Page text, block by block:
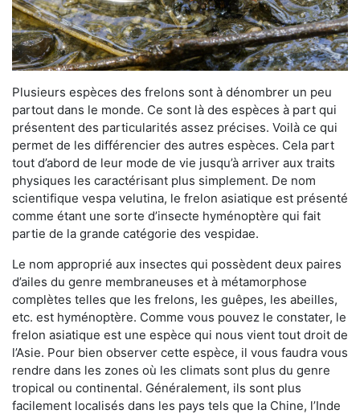
Plusieurs espèces des frelons sont à dénombrer un peu
partout dans le monde. Ce sont là des espèces à part qui
présentent des particularités assez précises. Voilà ce qui
permet de les différencier des autres espèces. Cela part
tout d’abord de leur mode de vie jusqu’à arriver aux traits
physiques les caractérisant plus simplement. De nom
scientifique vespa velutina, le frelon asiatique est présenté
comme étant une sorte d’insecte hyménoptère qui fait
partie de la grande catégorie des vespidae.
Le nom approprié aux insectes qui possèdent deux paires
d’ailes du genre membraneuses et à métamorphose
complètes telles que les frelons, les guêpes, les abeilles,
etc. est hyménoptère. Comme vous pouvez le constater, le
frelon asiatique est une espèce qui nous vient tout droit de
l’Asie. Pour bien observer cette espèce, il vous faudra vous
rendre dans les zones où les climats sont plus du genre
tropical ou continental. Généralement, ils sont plus
facilement localisés dans les pays tels que la Chine, l’Inde